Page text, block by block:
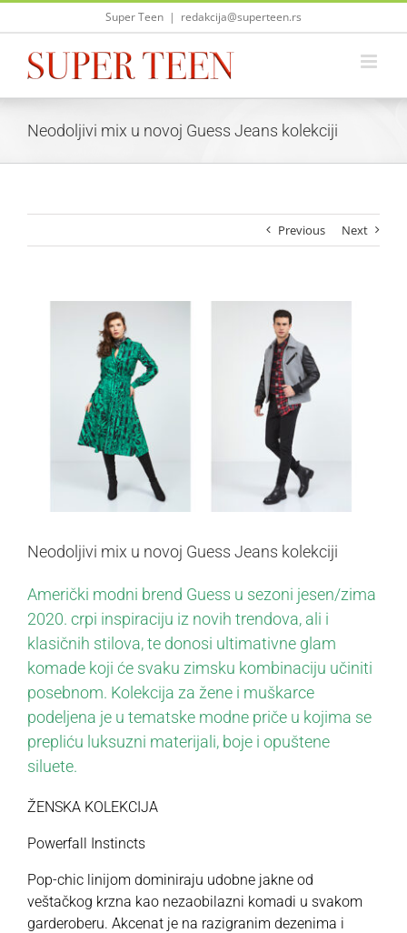
Skip
Super Teen | redakcija@superteen.rs
Neodoljivi mix u novoj Guess Jeans kolekciji
Previous Next
Neodoljivi mix u novoj Guess Jeans kolekciji
Američki modni brend Guess u sezoni jesen/zima
2020. crpi inspiraciju iz novih trendova, ali i
klasičnih stilova, te donosi ultimativne glam
komade koji će svaku zimsku kombinaciju učiniti
posebnom. Kolekcija za žene i muškarce
podeljena je u tematske modne priče u kojima se
prepliću luksuzni materijali, boje i opuštene
siluete.
ŽENSKA KOLEKCIJA
Powerfall Instincts
Pop-chic linijom dominiraju udobne jakne od
veštačkog krzna kao nezaobilazni komadi u svakom
garderoberu. Akcenat je na razigranim dezenima i